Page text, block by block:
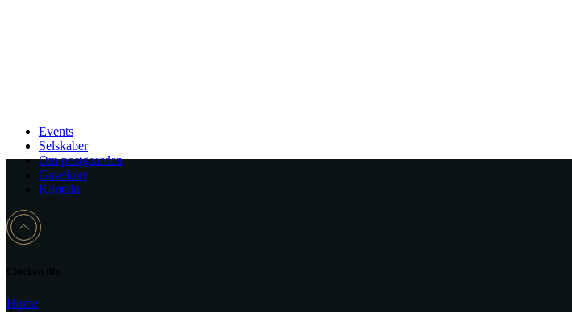
Events
Selskaber
Om postgaarden
Gavekort
Kontakt
Home